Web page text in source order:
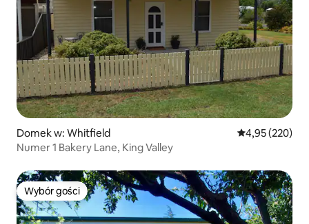
Domek w: Whitfield Średnia
4,95 (220)
Numer 1 Bakery Lane, King Valley
Wybór gości
Wybór gości